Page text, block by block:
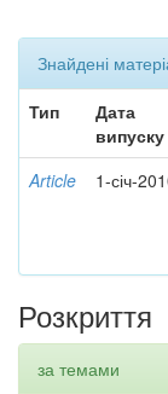
Знайдені
Тип
Дата
випуску
Article 1-січ-
Розкриття
за темами